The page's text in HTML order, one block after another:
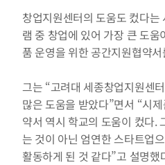
창업지원센터의 도움도 컸다
램 중 창업에 있어 가장 큰 도
품 운영을 위한 공간지원협약
그는 “고려대 세종창업지원센
많은 도움을 받았다”면서 “시
약서 역시 학교의 도움이 컸다.
는 것이 아닌 엄연한 스타트업
활동하게 된 것 같다”고 설명했